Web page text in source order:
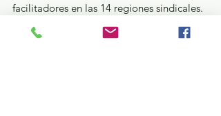
facilitadores en las 14 regiones sindicales.
Educación y Cultura